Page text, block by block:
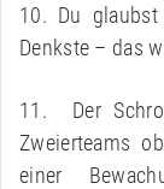
10. Du glaubst
Denkste – das
11. Der
Zweierteams
einer